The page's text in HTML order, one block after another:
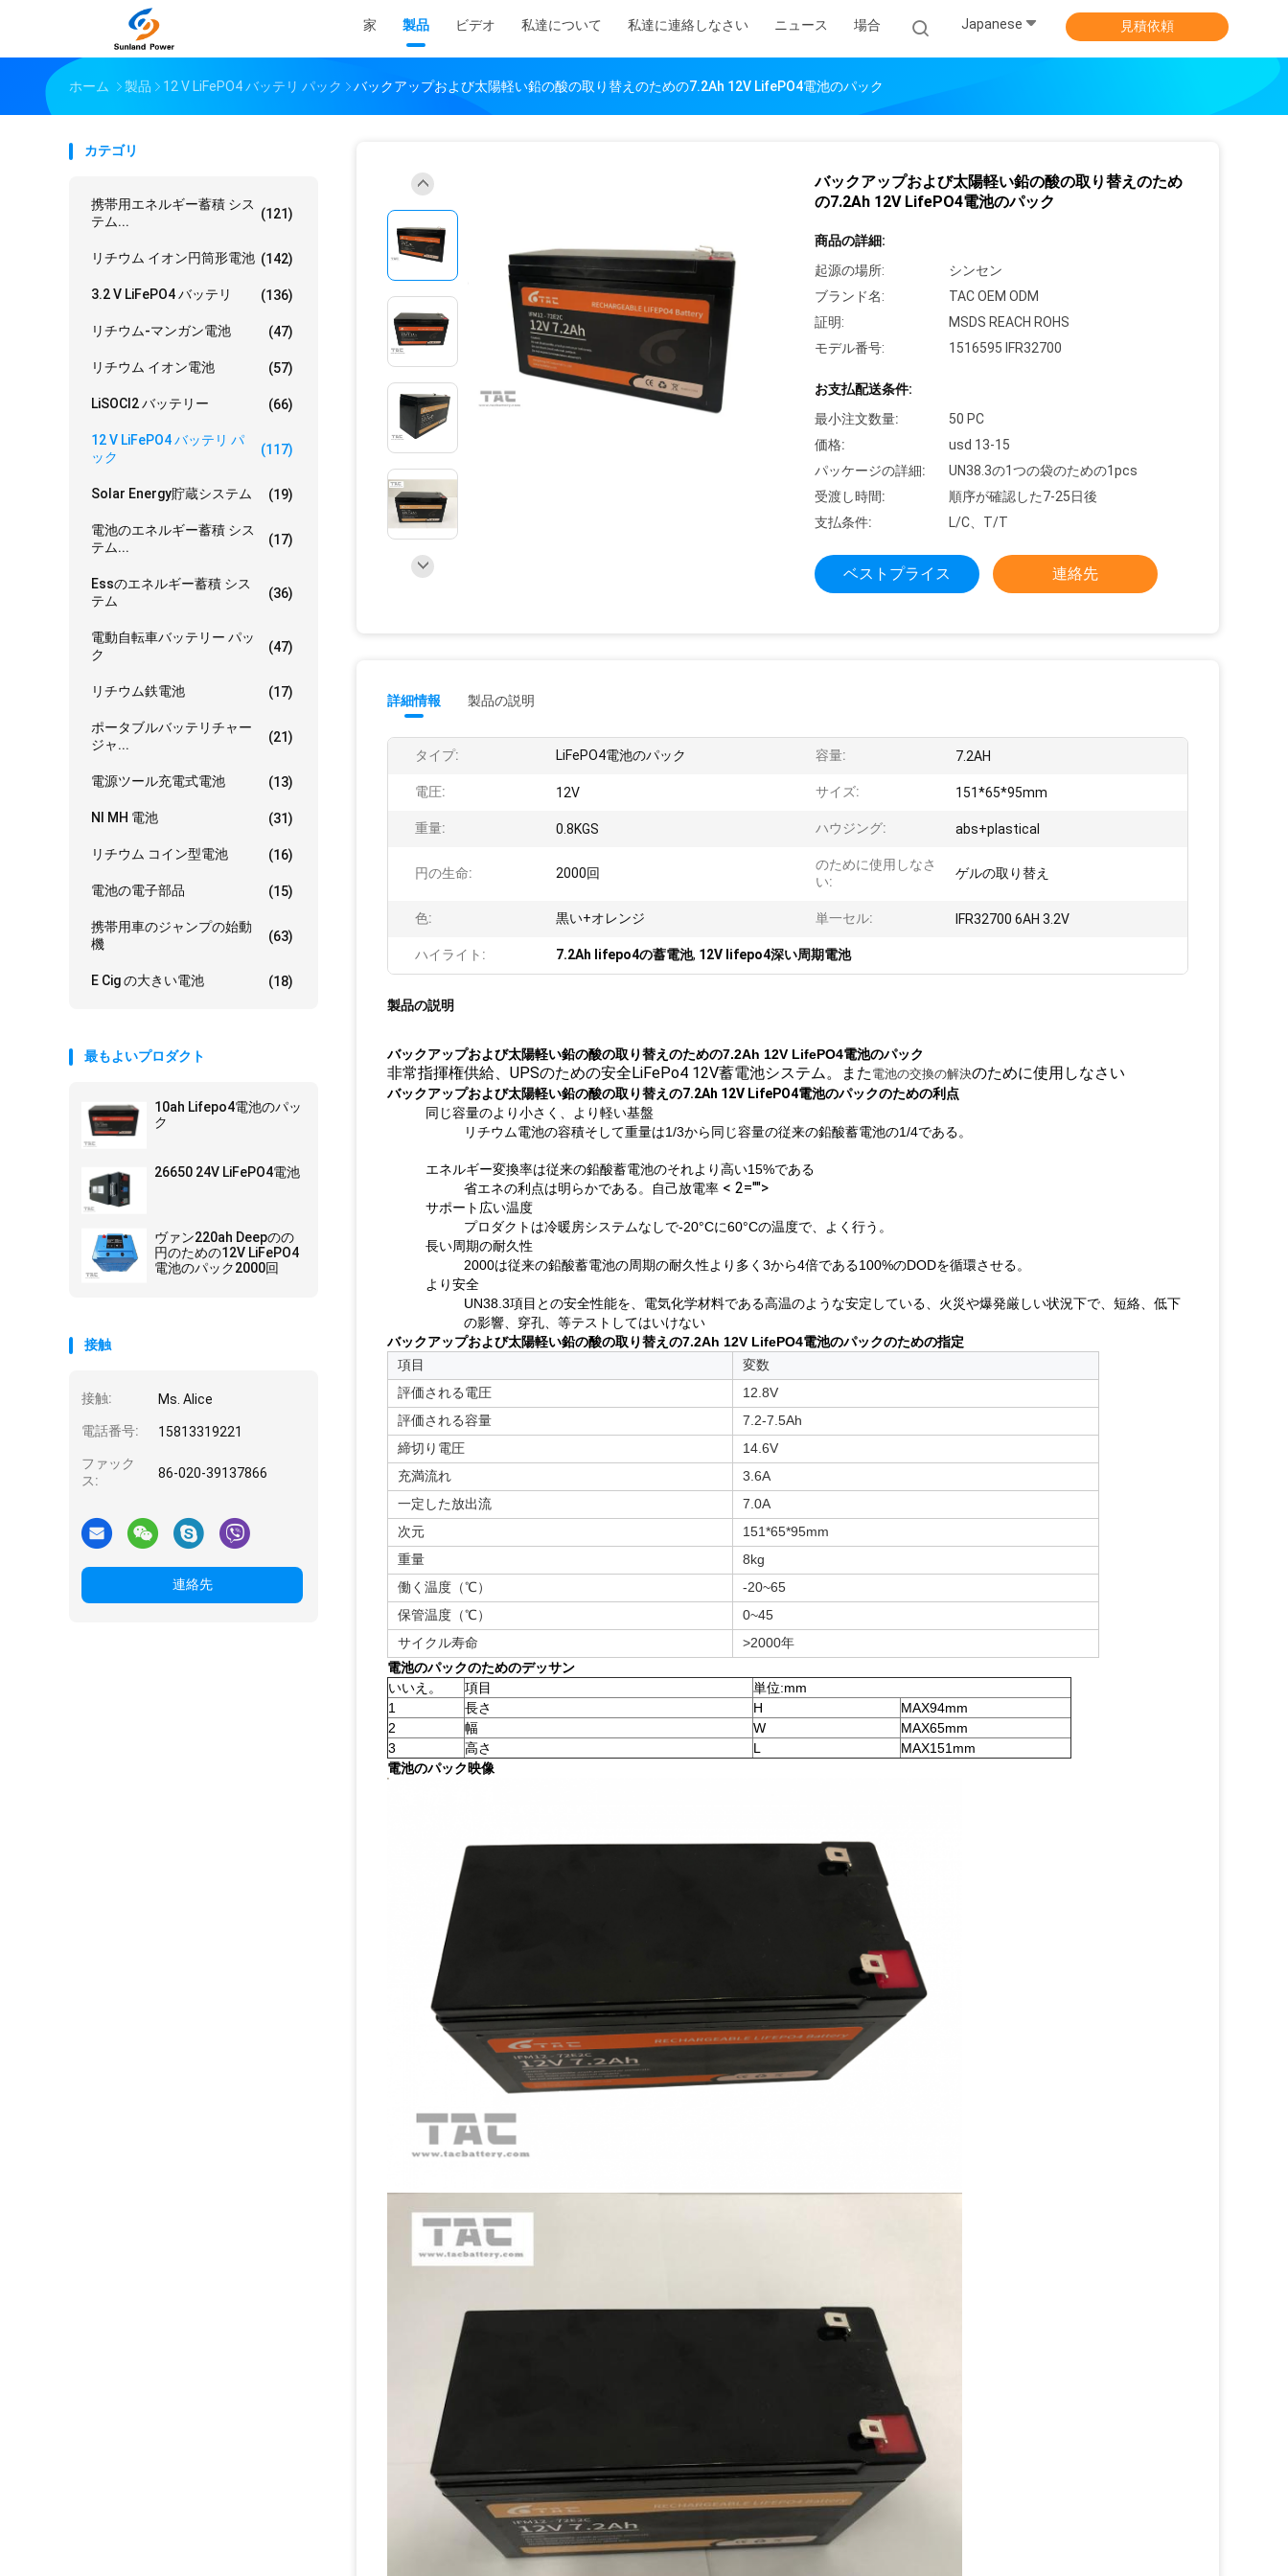
家 製品 ビデオ 私達について 私達に連絡しなさい ニュース 場合 Japanese 見積依頼
ホーム 製品 12 V LiFePO4 バッテリ パック バックアップおよび太陽軽い鉛の酸の取り替えのための7.2Ah 12V LifePO4電池のパック
カテゴリ
携帯用エネルギー蓄積 シス
テム...
(121)
リチウム イオン円筒形電池 (142)
3.2 V LiFePO4 バッテリ (136)
リチウム-マンガン電池 (47)
リチウム イオン電池 (57)
LiSOCl2 バッテリー (66)
12 V LiFePO4 バッテリ パ
ック
(117)
Solar Energy貯蔵システム (19)
電池のエネルギー蓄積 シス
テム...
(17)
Essのエネルギー蓄積 シス
テム
(36)
電動自転車バッテリー パッ
ク
(47)
リチウム鉄電池 (17)
ポータブルバッテリチャー
ジャ...
(21)
電源ツール充電式電池 (13)
NI MH 電池 (31)
リチウム コイン型電池 (16)
電池の電子部品 (15)
携帯用車のジャンプの始動
機
(63)
E Cig の大きい電池 (18)
最もよいプロダクト
10ah Lifepo4電池のパッ
ク
26650 24V LiFePO4電池
ヴァン220ah Deepのの
円のための12V LiFePO4
電池のパック2000回
接触
接触: Ms. Alice
電話番号: 15813319221
ファック
ス:
86-020-39137866
連絡先
バックアップおよび太陽軽い鉛の酸の取り替えのため
の7.2Ah 12V LifePO4電池のパック
商品の詳細:
起源の場所:
シンセン
ブランド名:
TAC OEM ODM
証明:
MSDS REACH ROHS
モデル番号:
1516595 IFR32700
お支払配送条件:
最小注文数量:
50 PC
価格:
usd 13-15
パッケージの詳細:
UN38.3の1つの袋のための1pcs
受渡し時間:
順序が確認した7-25日後
支払条件:
L/C、T/T
ベストプライス 連絡先
詳細情報 製品の説明
タイプ: LiFePO4電池のパック 容量: 7.2AH
電圧: 12V サイズ: 151*65*95mm
重量: 0.8KGS ハウジング: abs+plastical
円の生命: 2000回
のために使用しなさ
い:
ゲルの取り替え
色: 黒い+オレンジ 単一セル: IFR32700 6AH 3.2V
ハイライト: 7.2Ah lifepo4の蓄電池, 12V lifepo4深い周期電池
製品の説明
バックアップおよび太陽軽い鉛の酸の取り替えのための7.2Ah 12V LifePO4電池のパック
非常指揮権供給、UPSのための安全LiFePo4 12V蓄電池システム。また 電池の交換の解決のために使用しなさい
バックアップおよび太陽軽い鉛の酸の取り替えの7.2Ah 12V LifePO4電池のパックのための利点
同じ容量のより小さく、より軽い基盤
リチウム電池の容積そして重量は1/3から同じ容量の従来の鉛酸蓄電池の1/4である。
エネルギー変換率は従来の鉛酸蓄電池のそれより高い15%である
省エネの利点は明らかである。自己放電率 < 2="">
サポート広い温度
プロダクトは冷暖房システムなしで-20°Cに60°Cの温度で、よく行う。
長い周期の耐久性
2000は従来の鉛酸蓄電池の周期の耐久性より多く3から4倍である100%のDODを循環させる。
より安全
UN38.3項目との安全性能を、電気化学材料である高温のような安定している、火災や爆発厳しい状況下で、短絡、低下
の影響、穿孔、等テストしてはいけない
バックアップおよび太陽軽い鉛の酸の取り替えの7.2Ah 12V LifePO4電池のパックのための指定
項目
変数
評価される電圧
12.8V
評価される容量
7.2-7.5Ah
締切り電圧
14.6V
充満流れ
3.6A
一定した放出流
7.0A
次元
151*65*95mm
重量
8kg
働く温度（℃）
-20~65
保管温度（℃）
0~45
サイクル寿命
>2000年
電池のパックのためのデッサン
いいえ。
項目
単位:mm
1
長さ H
MAX94mm
2
幅 W
MAX65mm
3
高さ L
MAX151mm
電池のパック映像